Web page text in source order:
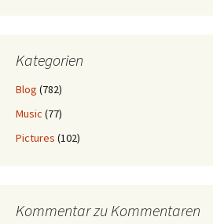
Kategorien
Blog (782)
Music (77)
Pictures (102)
Kommentar zu Kommentaren